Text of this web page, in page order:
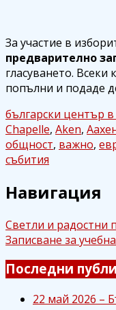
За участие в
предварително
гласуването.
попълни и подаде
български център в
Chapelle, Aken,
общност, важно,
събития
Навигация
Светли и радостни
Записване за
Последни
22 май 2026 –